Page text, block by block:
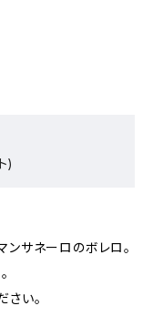
)
ンサネーロのボレロ。
さい。